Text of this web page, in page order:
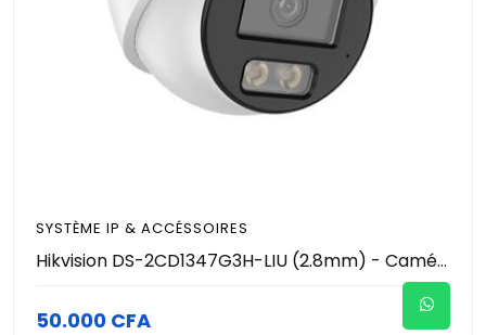
SYSTÈME IP & ACCÉSSOIRES
Hikvision DS-2CD1347G3H-LIU (2.8mm) - Caméra IP Turret 4MP ColorVu & Smart Hybrid Light 30m - Série H High-Frame - WDR 120dB - Micro Intégré - MicroSD 512Go - PoE IP67 - Vidéosurveillance Pro
50.000 CFA